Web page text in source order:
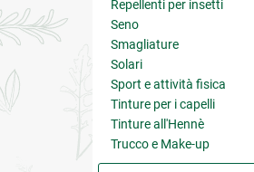
Repellenti per insetti
Seno
Smagliature
Solari
Sport e attività fisica
Tinture per i capelli
Tinture all'Hennè
Trucco e Make-up